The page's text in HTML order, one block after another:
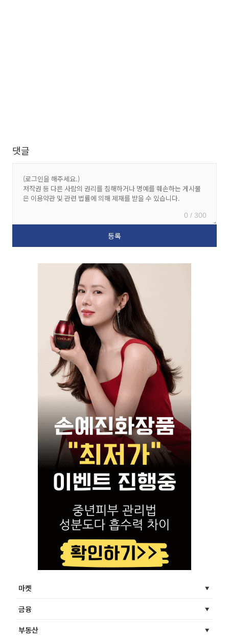
댓글
0 / 300
마켓
금융
부동산